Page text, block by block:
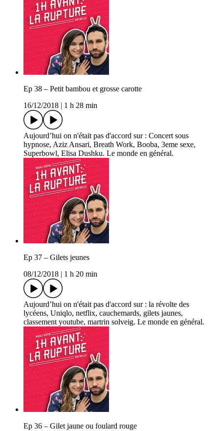
Ep 38 – Petit bambou et grosse carotte
16/12/2018
1 h 28 min
Aujourd’hui on n'était pas d'accord sur : Concert sous
hypnose, Aziz Ansari, Breath Work, Booba, 3eme sexe,
Superbowl, Elisa Dushku. Le monde en général.
Ep 37 – Gilets jeunes
08/12/2018
1 h 20 min
Aujourd’hui on n'était pas d'accord sur : la révolte des
lycéens, Uniqlo, netflix, cauchemards, gilets jaunes,
classement youtube, martrin solveig. Le monde en général.
Ep 36 – Gilet jaune ou foulard rouge